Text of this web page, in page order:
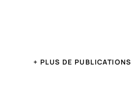
+ PLUS DE PUBLICATIONS